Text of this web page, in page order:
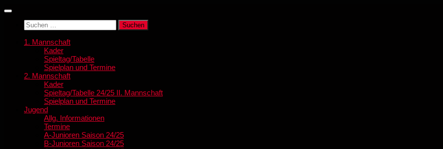
Zum
springenSuchen
nach:
1. Mannschaft
Kader
Spieltag/Tabelle
Spielplan und Termine
2. Mannschaft
Kader
Spieltag/Tabelle 24/25 II. Mannschaft
Spielplan und Termine
Jugend
Allg. Informationen
Termine
A-Junioren Saison 24/25
B-Junioren Saison 24/25